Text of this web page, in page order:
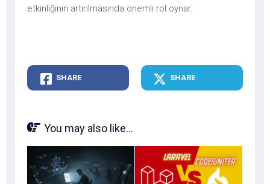
etkinliğinin artırılmasında önemli rol oynar.
SHARE SHARE
You may also like...